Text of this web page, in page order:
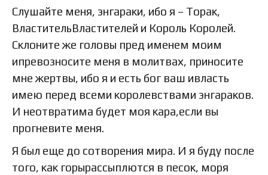
Слушайте меня, энгараки, ибо я – Торак,
ВластительВластителей и Король Королей.
Склоните же головы пред именем моим
ипревозносите меня в молитвах, приносите
мне жертвы, ибо я и есть бог ваш ивласть
имею перед всеми королевствами энгараков.
И неотвратима будет моя кара,если вы
прогневите меня.
Я был еще до сотворения мира. И я буду после
того, как горырассыплются в песок, моря